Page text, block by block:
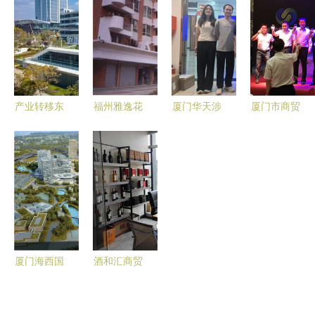
五载成长史
与商贸繁荣
之路
携手厦门石
材展，共筑
商贸合作新
篇章
应商指南
中国厦门国
际茶产业
（春季）博
览会今日盛
大启幕
产业转移东
扬帆正当时
——厦门商
贸企业西进
的战略机遇
与昆明优势
福州雅逸花
典范到厦门
商贸网络中
的建材供应
链新节点
厦门华天涉
厦门市商贸
厦门海西国
酒和汇商贸